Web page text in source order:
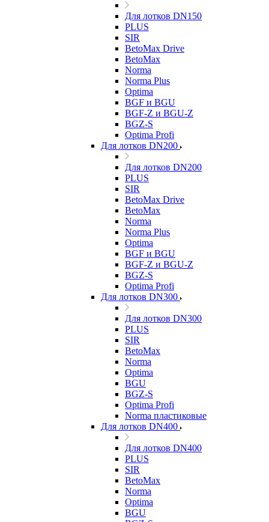
Для лотков DN150
PLUS
SIR
BetoMax Drive
BetoMax
Norma
Norma Plus
Optima
BGF и BGU
BGF-Z и BGU-Z
BGZ-S
Optima Profi
Для лотков DN200
Для лотков DN200
PLUS
SIR
BetoMax Drive
BetoMax
Norma
Norma Plus
Optima
BGF и BGU
BGF-Z и BGU-Z
BGZ-S
Optima Profi
Для лотков DN300
Для лотков DN300
PLUS
SIR
BetoMax
Norma
Optima
BGU
BGZ-S
Optima Profi
Norma пластиковые
Для лотков DN400
Для лотков DN400
PLUS
SIR
BetoMax
Norma
Optima
BGU